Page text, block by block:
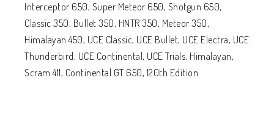
Interceptor 650, Super Meteor 650, Shotgun 650,
Classic 350, Bullet 350, HNTR 350, Meteor 350,
Himalayan 450, UCE Classic, UCE Bullet, UCE Electra, UCE
Thunderbird, UCE Continental, UCE Trials, Himalayan,
Scram 411, Continental GT 650, 120th Edition